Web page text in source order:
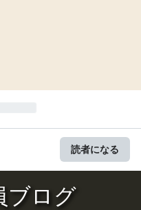
読者になる
ブログ